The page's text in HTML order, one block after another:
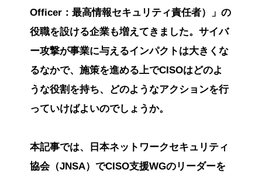
Officer：最高情報セキュリティ責任者）」の
役職を設ける企業も増えてきました。サイバ
ー攻撃が事業に与えるインパクトは大きくな
るなかで、施策を進める上でCISOはどのよ
うな役割を持ち、どのようなアクションを行
っていけばよいのでしょうか。
本記事では、日本ネットワークセキュリティ
協会（JNSA）でCISO支援WGのリーダーを